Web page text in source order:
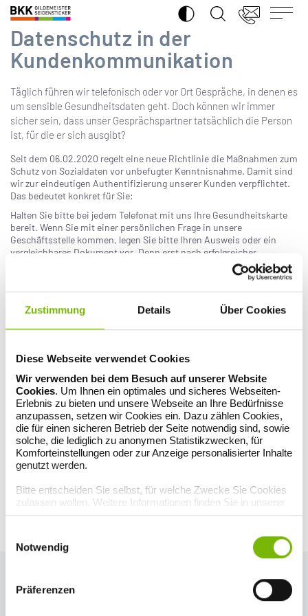
Zustimmung Details Über Cookies
Diese Webseite verwendet Cookies
Wir verwenden bei dem Besuch auf unserer Website
Cookies. Um Ihnen ein optimales und sicheres Webseiten-
Erlebnis zu bieten und unsere Webseite an Ihre Bedürfnisse
anzupassen, setzen wir Cookies ein. Dazu zählen Cookies,
die für einen sicheren Betrieb der Seite notwendig sind, sowie
solche, die lediglich zu anonymen Statistikzwecken, für
Komforteinstellungen oder zur Anzeige personalisierter Inhalte
genutzt werden.
Bitte entscheiden Sie selbst, für welche Zwecke Sie Cookies
zulassen wollen. Weitere Informationen finden Sie in unserer
Datenschutzerklärung.
Notwendig
Präferenzen
BKK
Gildemeister
Seidensticker
SUCHE ÖFFNEN
06.04.2020
Datenschutz in der
Kundenkommunikation
Täglich führen wir telefonisch oder vor Ort Gespräche, in denen es
um sensible Gesundheitsdaten geht. Doch können wir immer
sicher sein, dass unser Gesprächspartner tatsächlich die Person
ist, für die er sich ausgibt?
Seit dem 06.02.2020 regelt eine neue Richtlinie die Maßnahmen zum
Schutz von Sozialdaten vor unbefugter Kenntnisnahme. Damit sind
wir zur eindeutigen Authentifizierung unserer Kunden verpflichtet.
Das bedeutet konkret für Sie:
Halten Sie bitte bei jedem Telefonat mit uns Ihre Gesundheitskarte
bereit. Wenn Sie mit einer persönlichen Frage in unsere
Geschäftsstelle kommen, legen Sie bitte Ihren Ausweis oder ein
vergleichbares Dokument vor. Denn erst nach erfolgreicher
Authentifizierung dürfen wir personenbezogene Auskünfte geben,
selbst bei scheinbar „banalen“ Fragen, z. B. ob ein Antrag
eingegangen ist. Auch Angaben zu Familienmitgliedern sind nur
möglich, wenn eine Vollmacht oder Betreuung vorliegt. Ist keine
Authentifizierung möglich, können wir nur ganz allgemein beraten –
zum Schutz Ihrer Daten. Vielen Dank für Ihre Unterstützung.
ZURÜCK ZUR ÜBERSICHT
Newsletter
Immer gut informiert mit unserem Newsletter. Wir informieren
Sie monatlich über Themen aus den Bereichen Gesundheit,
Medizin, Fitness und Wohlbefinden.